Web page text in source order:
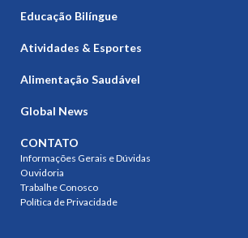
Educação Bilíngue
Atividades & Esportes
Alimentação Saudável
Global News
CONTATO
Informações Gerais e Dúvidas
Ouvidoria
Trabalhe Conosco
Política de Privacidade